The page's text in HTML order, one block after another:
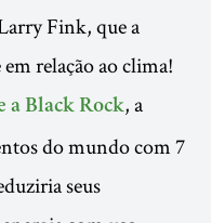
Fink, que a
relação ao clima!
a Black Rock, a
do mundo com 7
seus